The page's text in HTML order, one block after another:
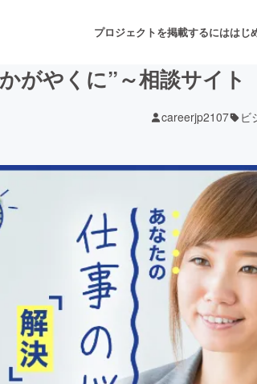
プロジェクトを掲載するにははじ
ゲーム・サービス開発
書籍・雑誌出版
チャレンジ
がやくに”～相談サイ
careerjp2107 ビ